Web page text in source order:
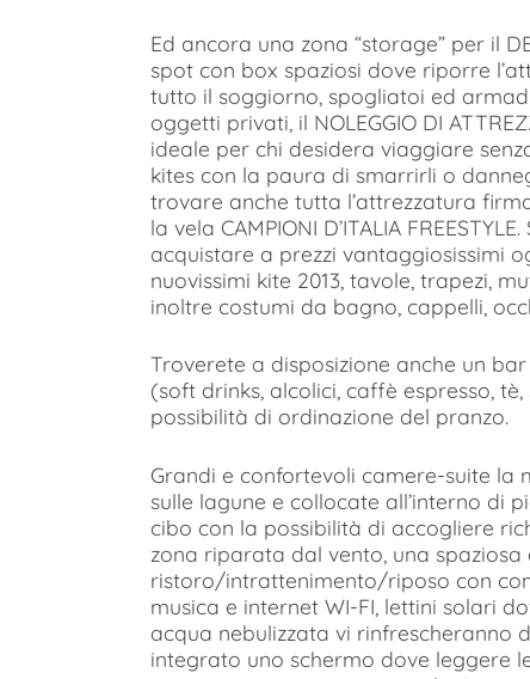
Ed ancora una zona “storage” per il
spot con box spaziosi dove riporre
tutto il soggiorno, spogliatoi ed
oggetti privati, il NOLEGGIO DI
ideale per chi desidera viaggiare
kites con la paura di smarrirli o
trovare anche tutta l’attrezzatura
la vela CAMPIONI D’ITALIA
acquistare a prezzi vantaggiosissimi
nuovissimi kite 2013, tavole, trapezi,
inoltre costumi da bagno, cappelli,
Troverete a disposizione anche un
(soft drinks, alcolici, caffè espresso,
possibilità di ordinazione del pranzo.
Grandi e confortevoli camere-suite
sulle lagune e collocate all’interno di
cibo con la possibilità di accogliere
zona riparata dal vento, una
ristoro/intrattenimento/riposo con
musica e internet WI-FI, lettini solari
acqua nebulizzata vi rinfrescheranno
integrato uno schermo dove leggere